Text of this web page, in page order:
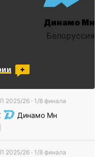
Динамо Мн
Белоруссия
2025/26· 1/8 финaла
Динамо Мн
2025/26· 1/8 финaла